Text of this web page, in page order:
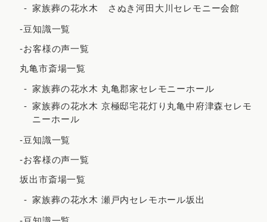
2021年5月
2021年4月
2021年3月
2021年2月
家族葬の花水木 さぬき河田大川セレモニー会館
-豆知識一覧
-お客様の声一覧
丸亀市斎場一覧
家族葬の花水木 丸亀郡家セレモニーホール
家族葬の花水木 京極邸宅花灯り丸亀中府津森セレモ
ニーホール
-豆知識一覧
-お客様の声一覧
坂出市斎場一覧
家族葬の花水木 瀬戸内セレモホール坂出